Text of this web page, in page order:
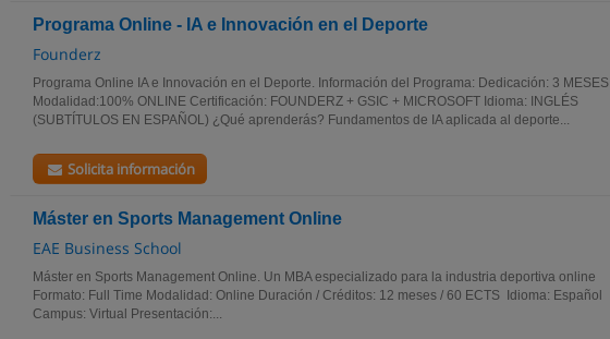
Programa Online - IA e Innovación en el Deporte
Founderz
Programa Online IA e Innovación en el Deporte. Información del Programa: Dedicación: 3 MESES
Modalidad:100% ONLINE Certificación: FOUNDERZ + GSIC + MICROSOFT Idioma: INGLÉS
(SUBTÍTULOS EN ESPAÑOL) ¿Qué aprenderás? Fundamentos de IA aplicada al deporte...
Solicita información
Máster en Sports Management Online
EAE Business School
Máster en Sports Management Online. Un MBA especializado para la industria deportiva online
Formato: Full Time Modalidad: Online Duración / Créditos: 12 meses / 60 ECTS Idioma: Español
Campus: Virtual Presentación:...